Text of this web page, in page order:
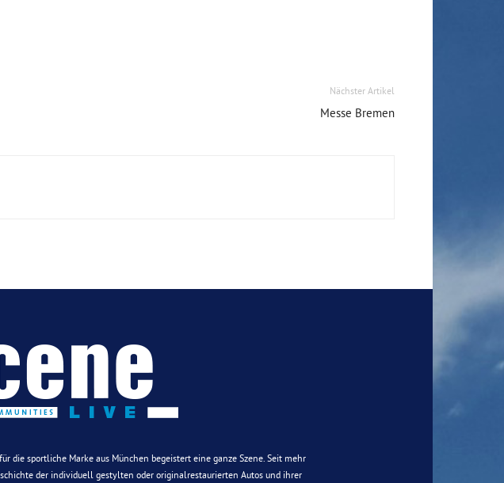
Nächster Artikel
Messe Bremen
die sportliche Marke aus München begeistert eine ganze Szene. Seit mehr
der individuell gestylten oder originalrestaurierten Autos und ihrer